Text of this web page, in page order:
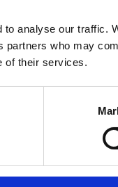
analyse our traffic.
partners who may
of their services.